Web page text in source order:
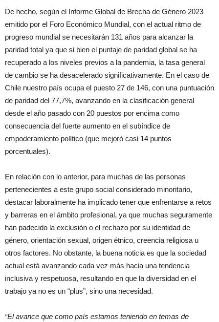
De hecho, según el Informe Global de Brecha de Género 2023
emitido por el Foro Económico Mundial, con el actual ritmo de
progreso mundial se necesitarán 131 años para alcanzar la
paridad total ya que si bien el puntaje de paridad global se ha
recuperado a los niveles previos a la pandemia, la tasa general
de cambio se ha desacelerado significativamente. En el caso de
Chile nuestro país ocupa el puesto 27 de 146, con una puntuación
de paridad del 77,7%, avanzando en la clasificación general
desde el año pasado con 20 puestos por encima como
consecuencia del fuerte aumento en el subíndice de
empoderamiento político (que mejoró casi 14 puntos
porcentuales).
En relación con lo anterior, para muchas de las personas
pertenecientes a este grupo social considerado minoritario,
destacar laboralmente ha implicado tener que enfrentarse a retos
y barreras en el ámbito profesional, ya que muchas seguramente
han padecido la exclusión o el rechazo por su identidad de
género, orientación sexual, origen étnico, creencia religiosa u
otros factores. No obstante, la buena noticia es que la sociedad
actual está avanzando cada vez más hacia una tendencia
inclusiva y respetuosa, resultando en que la diversidad en el
trabajo ya no es un “plus”, sino una necesidad.
“El avance que como país estamos teniendo en temas de